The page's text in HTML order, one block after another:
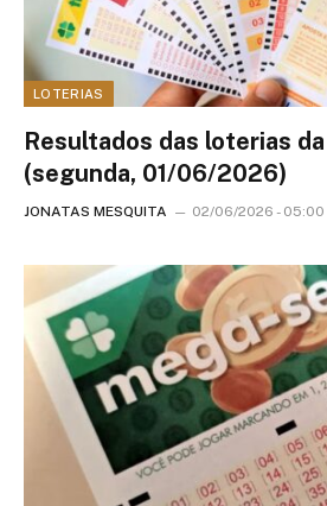
LOTERIAS
Resultados das loterias
(segunda, 01/06/2026)
JONATAS MESQUITA 02/06/2026 - 05:00